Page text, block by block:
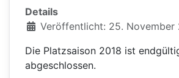
Details
Veröffentlicht: 25. November
Die Platzsaison 2018 ist
abgeschlossen.